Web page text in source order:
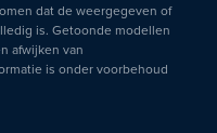
dat de weergegeven of
is. Getoonde modellen
afwijken van
is onder voorbehoud